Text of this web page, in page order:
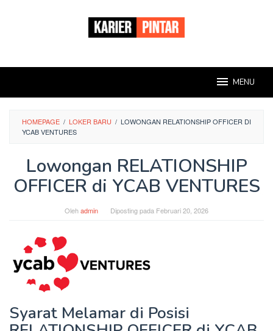
MENU
HOMEPAGE / LOKER BARU / LOWONGAN RELATIONSHIP OFFICER DI
YCAB VENTURES
Lowongan RELATIONSHIP
OFFICER di YCAB VENTURES
Olehadmin Diposting pada Februari 20, 2026
Syarat Melamar di Posisi